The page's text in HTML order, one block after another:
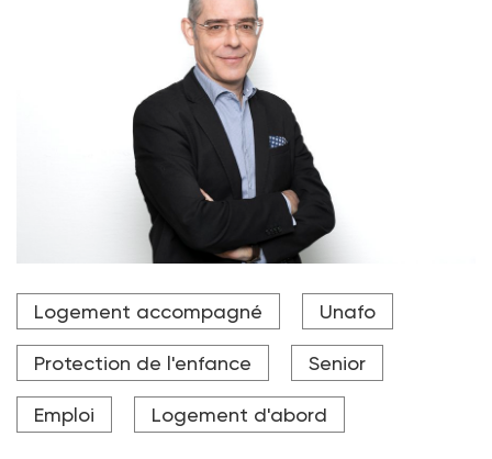
Olivier Rigault, président de l'Unafo : « On a rarement
vu un panorama du logement aussi inquiétant. Tout
d’itinéraires résidentielles sont à l’arrêt, de
l’hébergement au logement accompagné. »
Crédit photo ©JC FRAISSE
Logement accompagné Unafo
Protection de l'enfance Senior
Emploi Logement d'abord